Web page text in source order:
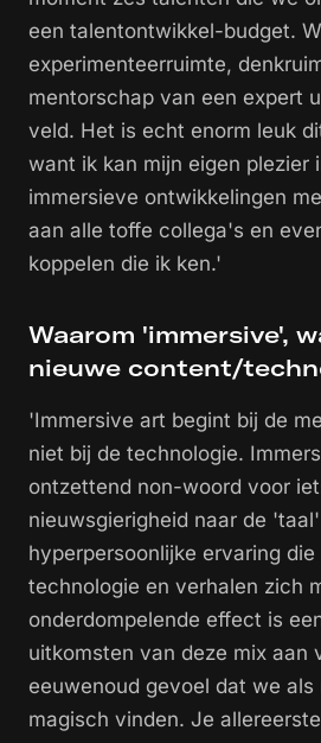
een talentontwikkel-budget.
experimenteerruimte,
mentorschap van een expert
veld. Het is echt enorm leuk
want ik kan mijn eigen plezier
immersieve ontwikkelingen
aan alle toffe collega's en
koppelen die ik ken.'
Waarom 'immersive',
nieuwe content/
'Immersive art begint bij de
niet bij de technologie.
ontzettend non-woord voor
nieuwsgierigheid naar de
hyperpersoonlijke ervaring
technologie en verhalen zich
onderdompelende effect is
uitkomsten van deze mix aan
eeuwenoud gevoel dat we als
magisch vinden. Je